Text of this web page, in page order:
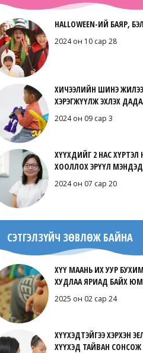
HALLOWEEN-ИЙ БАЯР,
2024 он 10 сар 28
ХИЧЭЭЛИЙН ШИНЭ
ХЭРЭГЖҮҮЛЖ ЭХЛЭХ
2024 он 09 сар 3
ХҮҮХДИЙГ 2 НАС ХҮРТЭЛ
ХООЛЛОХ ЭРҮҮЛ
2024 он 07 сар 20
СЭТГЭЛЗҮЙЧ ЗӨВЛӨЖ БАЙНА
ХҮҮ МААНЬ ИХ УУР
ХУДЛАА ЯРИАД БАЙХ
2025 он 02 сар 24
ХҮҮХЭДТЭЙГЭЭ ХЭРХЭН
ХҮҮХЭД ТАЙВАН СОНСОЖ